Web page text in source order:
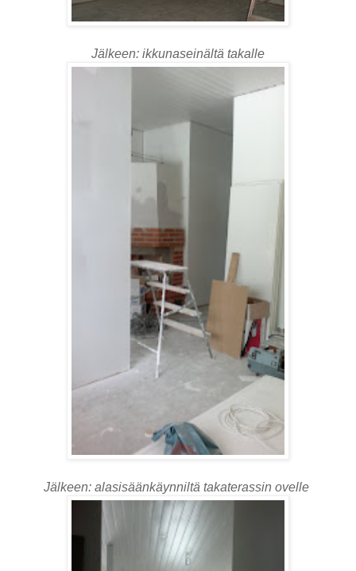
Jälkeen: ikkunaseinältä takalle
Jälkeen: alasisäänkäynniltä takaterassin ovelle